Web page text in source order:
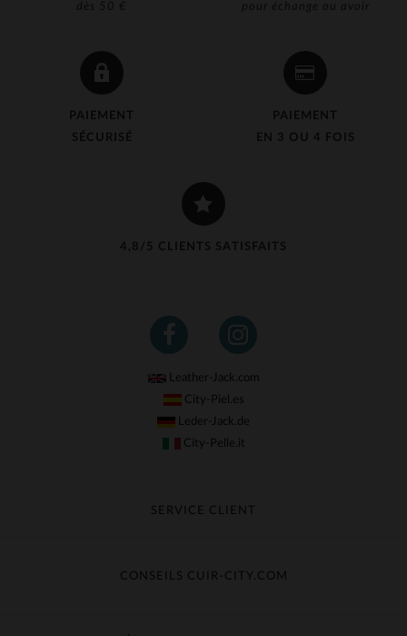
dès 50 €
pour échange ou avoir
PAIEMENT
SÉCURISÉ
PAIEMENT
EN 3 OU 4 FOIS
4,8/5 CLIENTS SATISFAITS
Leather-Jack.com
City-Piel.es
Leder-Jack.de
City-Pelle.it
SERVICE CLIENT
Échange & Remboursement
CONSEILS CUIR-CITY.COM